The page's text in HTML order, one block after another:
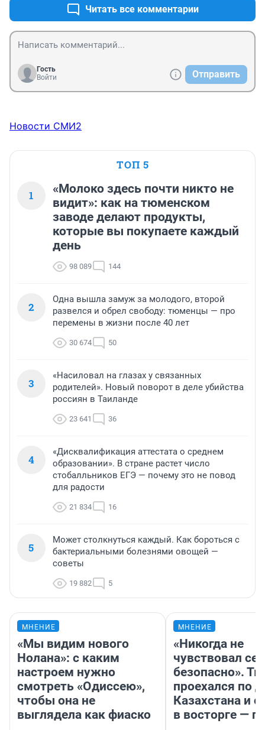
Читать все комментарии
Гость
Войти
Отправить
Новости СМИ2
ТОП 5
1
«Молоко здесь почти никто не
видит»: как на тюменском
заводе делают продукты,
которые вы покупаете каждый
день
98 089 144
2
Одна вышла замуж за молодого, второй
развелся и обрел свободу: тюменцы — про
перемены в жизни после 40 лет
30 674 50
3
«Насиловал на глазах у связанных
родителей». Новый поворот в деле убийства
россиян в Таиланде
23 641 36
4
«Дисквалификация аттестата о среднем
образовании». В стране растет число
стобалльников ЕГЭ — почему это не повод
для радости
21 834 16
5
Может столкнуться каждый. Как бороться с
бактериальными болезнями овощей —
советы
19 882 5
МНЕНИЕ
«Мы видим нового
Нолана»: с каким
настроем нужно
смотреть «Одиссею»,
чтобы она не
выглядела как фиаско
МНЕНИЕ
«Никогда не
чувствовал
безопасно».
проехался по
Казахстана и
в восторге —